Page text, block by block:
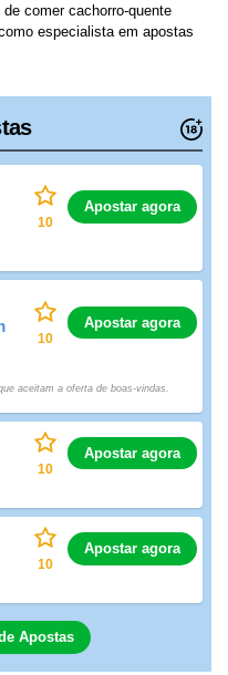
comer cachorro-quente
especialista em apostas
10
Apostar agora
10
Apostar agora
aceitam a oferta de boas-vindas.
10
Apostar agora
10
Apostar agora
Apostas